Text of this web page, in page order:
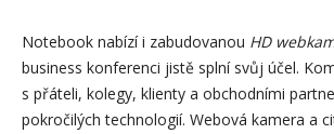
Notebook nabízí i zabudovanou HD
business konferenci jistě splní svůj účel.
s přáteli, kolegy, klienty a obchodními
pokročilých technologií. Webová kamera a